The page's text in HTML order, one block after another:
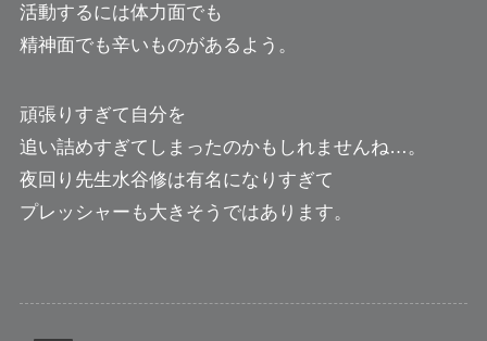
活動するには体力面でも
精神面でも辛いものがあるよう。
頑張りすぎて自分を
追い詰めすぎてしまったのかもしれませんね…。
夜回り先生水谷修は有名になりすぎて
プレッシャーも大きそうではあります。